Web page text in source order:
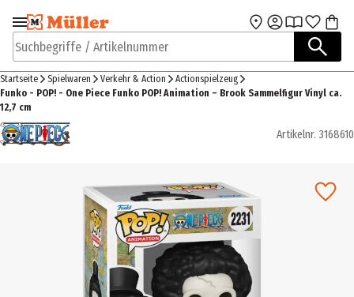
Zur Navigation
springen
Zum Hauptinhalt
Suchbegriffe / Artikelnummer
Startseite Spielwaren Verkehr & Action
Actionspielzeug
Funko - POP! - One Piece Funko POP! Animation – Brook Sammelfigur Vinyl ca.
12,7 cm
Artikelnr. 3168610